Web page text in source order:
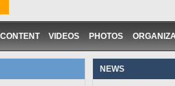
CONTENT VIDEOS PHOTOS
NEWS